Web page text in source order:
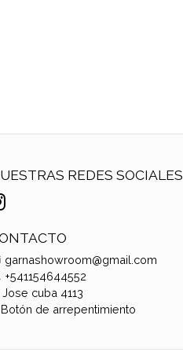
REDES SOCIALES
garnashowroom@gmail.com
+541154644552
Jose cuba 4113
de arrepentimiento